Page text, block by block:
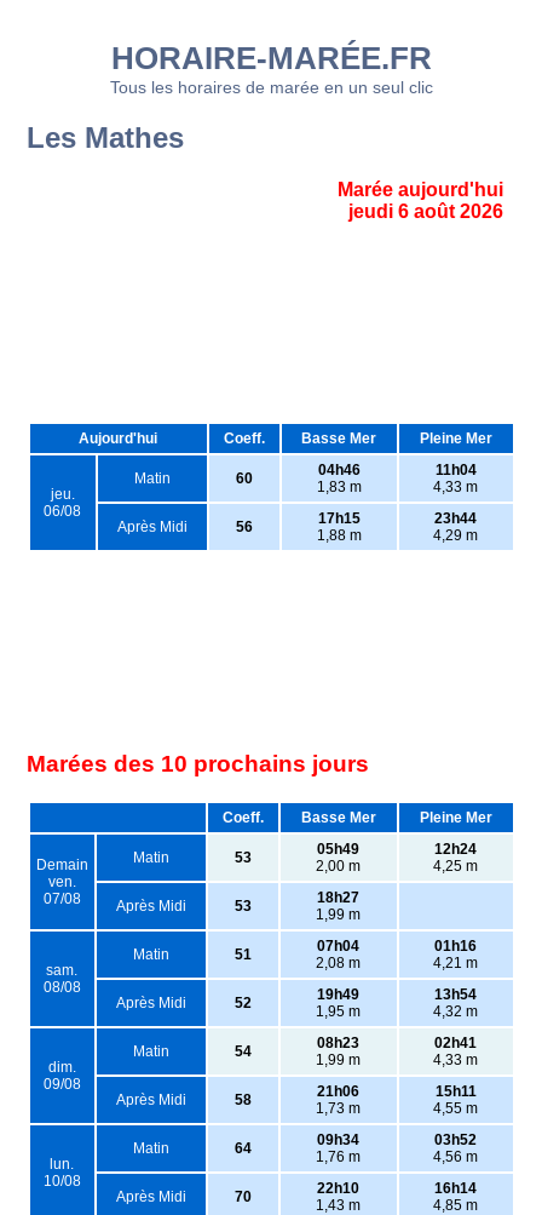
HORAIRE-MARÉE.FR
Tous les horaires de marée en un seul clic
Les Mathes
Marée aujourd'hui
jeudi 6 août 2026
Aujourd'hui Coeff. Basse Mer Pleine Mer
jeu.
06/08
Matin 60
04h46
1,83 m
11h04
4,33 m
Après Midi 56
17h15
1,88 m
23h44
4,29 m
Marées des 10 prochains jours
Coeff. Basse Mer Pleine Mer
Demain
ven.
07/08
Matin 53
05h49
2,00 m
12h24
4,25 m
Après Midi 53
18h27
1,99 m
sam.
08/08
Matin 51
07h04
2,08 m
01h16
4,21 m
Après Midi 52
19h49
1,95 m
13h54
4,32 m
dim.
09/08
Matin 54
08h23
1,99 m
02h41
4,33 m
Après Midi 58
21h06
1,73 m
15h11
4,55 m
lun.
10/08
Matin 64
09h34
1,76 m
03h52
4,56 m
Après Midi 70
22h10
1,43 m
16h14
4,85 m